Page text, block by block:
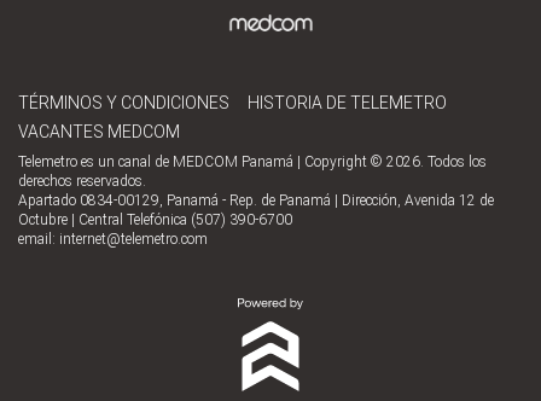
TÉRMINOS Y CONDICIONES
HISTORIA DE TELEMETRO
VACANTES MEDCOM
Telemetro es un canal de MEDCOM Panamá | Copyright © 2026. Todos los
derechos reservados.
Apartado 0834-00129, Panamá - Rep. de Panamá | Dirección, Avenida 12 de
Octubre | Central Telefónica (507) 390-6700
email: internet@telemetro.com